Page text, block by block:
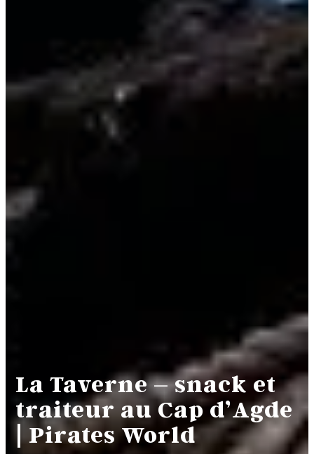
La Taverne – snack et
traiteur au Cap d’Agde
| Pirates World